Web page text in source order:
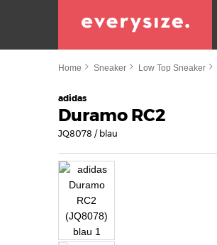
Home Sneaker Low Top Sneaker
adidas
Duramo RC2
JQ8078 / blau